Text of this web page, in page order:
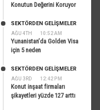
Konutun Değerini Koruyor
AĞU 4TH 10:52 AM
SEKTÖRDEN GELIŞMELER
Yunanistan’da Golden Visa
için 5 neden
AĞU 3RD 12:42 PM
SEKTÖRDEN GELIŞMELER
Konut inşaat firmaları
şikayetleri yüzde 127 arttı